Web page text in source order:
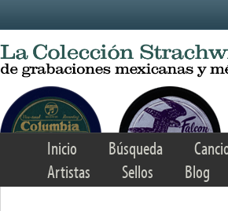
Inicio Búsqueda
Artistas
Sellos Blog